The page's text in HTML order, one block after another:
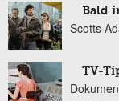
Bald
Scotts
TV-